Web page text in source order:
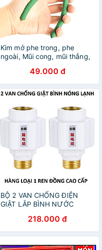
Kìm mở phe trong, phe
ngoài, Mũi cong, mũi thẳng,
- cỡ 7inch49.000 đ
BỘ 2 VAN CHỐNG ĐIỆN
GIẬT LẮP BÌNH NƯỚC
TOÀN CHO MỌI GIA ĐÌNH
218.000 đ